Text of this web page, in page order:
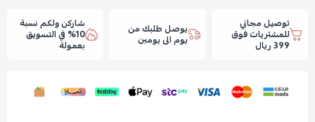
توصيل مجاني
للمشتريات فوق
399 ريال
يوصل طلبك من
يوم الى يومين
شاركن ولكم نسبة
10% في التسويق
بعمولة